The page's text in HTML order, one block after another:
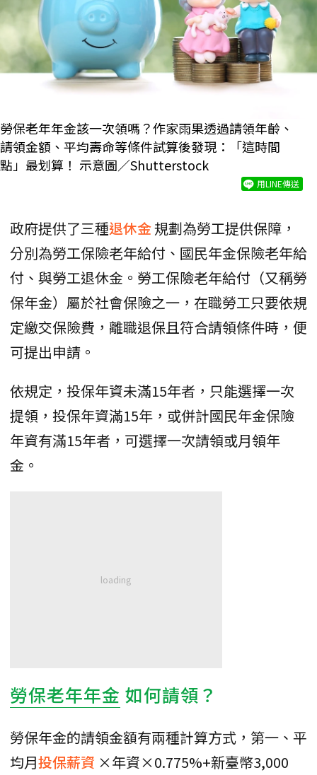
勞保老年年金該一次領嗎？作家雨果透過請領年齡、
請領金額、平均壽命等條件試算後發現：「這時間
點」最划算！ 示意圖／Shutterstock
用LINE傳送
政府提供了三種退休金規劃為勞工提供保障，
分別為勞工保險老年給付、國民年金保險老年給
付、與勞工退休金。勞工保險老年給付（又稱勞
保年金）屬於社會保險之一，在職勞工只要依規
定繳交保險費，離職退保且符合請領條件時，便
可提出申請。
依規定，投保年資未滿15年者，只能選擇一次
提領，投保年資滿15年，或併計國民年金保險
年資有滿15年者，可選擇一次請領或月領年
金。
勞保老年年金 如何請領？
勞保年金的請領金額有兩種計算方式，第一、平
均月投保薪資 ×年資×0.775%+新臺幣3,000